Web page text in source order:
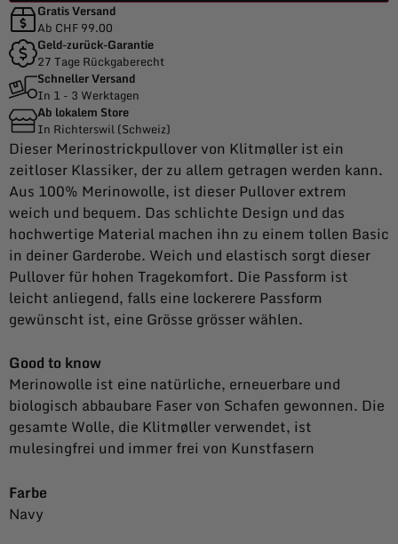
Gratis Versand
Ab CHF 99.00
Geld-zurück-Garantie
27 Tage Rückgaberecht
Schneller Versand
In 1 - 3 Werktagen
Ab lokalem Store
In Richterswil (Schweiz)
Dieser Merinostrickpullover von Klitmøller ist ein
zeitloser Klassiker, der zu allem getragen werden kann.
Aus 100% Merinowolle, ist dieser Pullover extrem
weich und bequem. Das schlichte Design und das
hochwertige Material machen ihn zu einem tollen Basic
in deiner Garderobe. Weich und elastisch sorgt dieser
Pullover für hohen Tragekomfort. Die Passform ist
leicht anliegend, falls eine lockerere Passform
gewünscht ist, eine Grösse grösser wählen.
Good to know
Merinowolle ist eine natürliche, erneuerbare und
biologisch abbaubare Faser von Schafen gewonnen. Die
gesamte Wolle, die Klitmøller verwendet, ist
mulesingfrei und immer frei von Kunstfasern
Farbe
Navy